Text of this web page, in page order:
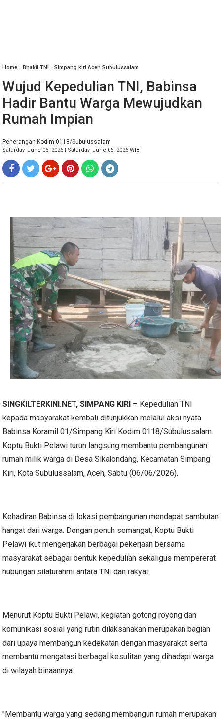
Home » Bhakti TNI » Simpang kiri Aceh Subulussalam
Wujud Kepedulian TNI, Babinsa
Hadir Bantu Warga Mewujudkan
Rumah Impian
Penerangan Kodim 0118/Subulussalam
Saturday, June 06, 2026 | Saturday, June 06, 2026 WIB
SINGKILTERKINI.NET, SIMPANG KIRI – Kepedulian TNI
kepada masyarakat kembali ditunjukkan melalui aksi nyata
Babinsa Koramil 01/Simpang Kiri Kodim 0118/Subulussalam.
Koptu Bukti Pelawi turun langsung membantu pembangunan
rumah milik warga di Desa Sikalondang, Kecamatan Simpang
Kiri, Kota Subulussalam, Aceh, Sabtu (06/06/2026).
Kehadiran Babinsa di lokasi pembangunan mendapat sambutan
hangat dari warga. Dengan penuh semangat, Koptu Bukti
Pelawi ikut mengerjakan berbagai pekerjaan bersama
masyarakat sebagai bentuk kepedulian sekaligus mempererat
hubungan silaturahmi antara TNI dan rakyat.
Menurut Koptu Bukti Pelawi, kegiatan gotong royong dan
komunikasi sosial yang rutin dilaksanakan merupakan bagian
dari upaya membangun kedekatan dengan masyarakat serta
membantu mengatasi berbagai kesulitan yang dihadapi warga
di wilayah binaannya.
"Membantu warga yang sedang membangun rumah merupakan